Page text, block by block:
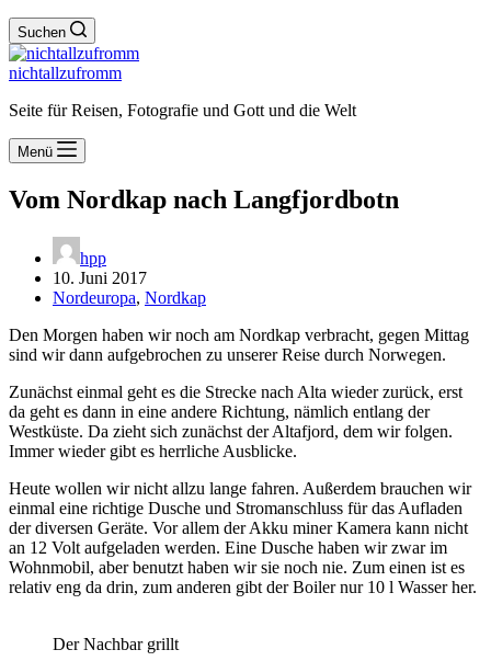
Suchen
nichtallzufromm
Seite für Reisen, Fotografie und Gott und die Welt
Menü
Vom Nordkap nach Langfjordbotn
hpp
10. Juni 2017
Nordeuropa, Nordkap
Den Morgen haben wir noch am Nordkap verbracht, gegen Mittag
sind wir dann aufgebrochen zu unserer Reise durch Norwegen.
Zunächst einmal geht es die Strecke nach Alta wieder zurück, erst
da geht es dann in eine andere Richtung, nämlich entlang der
Westküste. Da zieht sich zunächst der Altafjord, dem wir folgen.
Immer wieder gibt es herrliche Ausblicke.
Heute wollen wir nicht allzu lange fahren. Außerdem brauchen wir
einmal eine richtige Dusche und Stromanschluss für das Aufladen
der diversen Geräte. Vor allem der Akku miner Kamera kann nicht
an 12 Volt aufgeladen werden. Eine Dusche haben wir zwar im
Wohnmobil, aber benutzt haben wir sie noch nie. Zum einen ist es
relativ eng da drin, zum anderen gibt der Boiler nur 10 l Wasser her.
Der Nachbar grillt